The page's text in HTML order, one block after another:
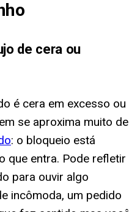
de cera ou
é cera em excesso ou
se aproxima muito de
: o bloqueio está
que entra. Pode refletir
para ouvir algo
incômoda, um pedido